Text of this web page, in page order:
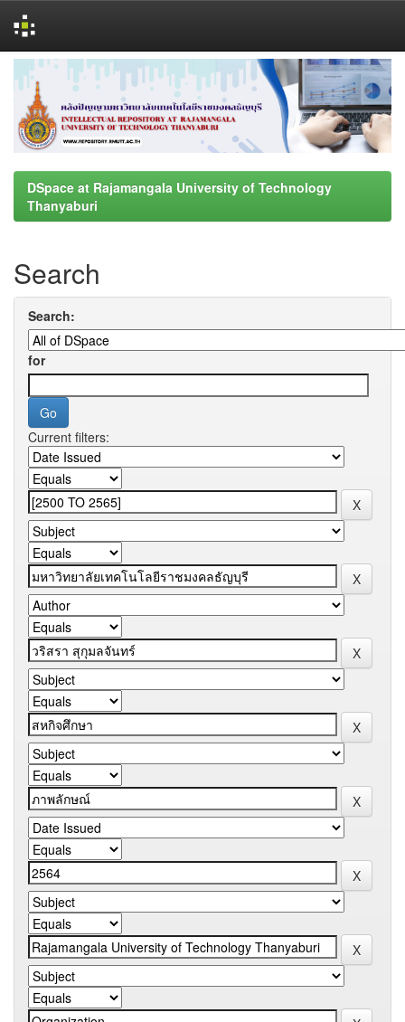
navigation
DSpace at Rajamangala University of Technology
Thanyaburi
Search
Search:
for
Current filters: